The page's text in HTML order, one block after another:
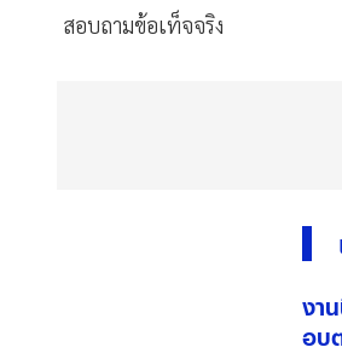
สอบถามข้อเท็จจริง
งา
อบ